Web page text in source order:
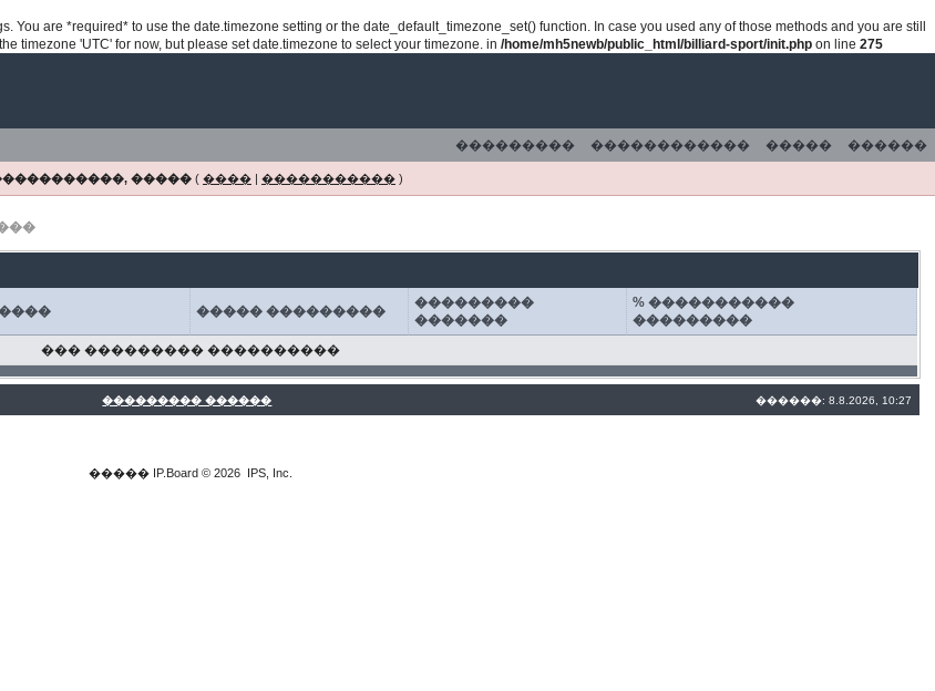
You are *required* to use the date.timezone setting or the date_default_timezone_set() function. In case you used any of those methods and you are still
timezone 'UTC' for now, but please set date.timezone to select your timezone. in /home/mh5newb/public_html/billiard-sport/init.php on line 275
������
�����
������������
���������
����� ( ���� | ����������� )
����� ���������
���������
�������
% �����������
���������
��� ��������� ����������
��������� ������ ������: 8.8.2026, 10:27
����� IP.Board© 2026 IPS, Inc